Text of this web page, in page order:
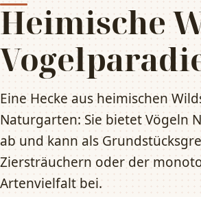
Heimische
Eine Hecke aus heimischen
Naturgarten: Sie bietet Vögeln
ab und kann als
Ziersträuchern oder der
Artenvielfalt bei.